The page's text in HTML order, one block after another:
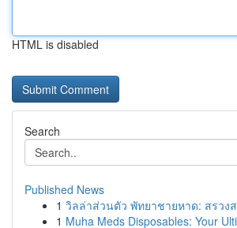
HTML is disabled
Search
Published News
1 วิลล่าส่วนตัว พัทยาชายหาด: สรวง
1 Muha Meds Disposables: Your